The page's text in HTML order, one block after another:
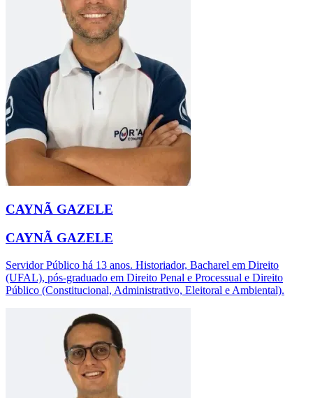
CAYNÃ GAZELE
CAYNÃ GAZELE
Servidor Público há 13 anos. Historiador, Bacharel em Direito
(UFAL), pós-graduado em Direito Penal e Processual e Direito
Público (Constitucional, Administrativo, Eleitoral e Ambiental).